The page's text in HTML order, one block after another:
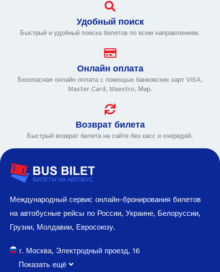
Удобный поиск
Быстрый и удобный поиска билетов по всем направлениям.
Онлайн оплата
Безопасная онлайн оплата с помощью банковских карт VISA,
Master Card, Maestro, Мир.
Возврат билета
Быстрый возврат билета на сайте без касс и очередей.
Международный сервис онлайн-бронирования билетов
на автобусные рейсы по России, Украине, Белоруссии,
Грузии, Молдавии, Евросоюзу.
г. Москва, Электродный проезд, 16
Показать ещё